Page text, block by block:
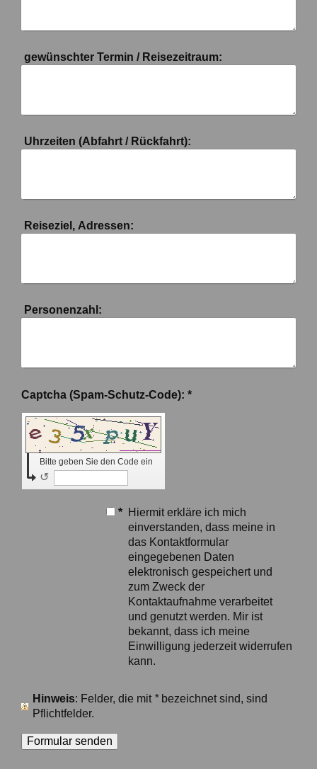
gewünschter Termin / Reisezeitraum:
Uhrzeiten (Abfahrt / Rückfahrt):
Reiseziel, Adressen:
Personenzahl:
Captcha (Spam-Schutz-Code): *
Bitte geben Sie den Code ein
↺
* Hiermit erkläre ich mich
einverstanden, dass meine in
das Kontaktformular
eingegebenen Daten
elektronisch gespeichert und
zum Zweck der
Kontaktaufnahme verarbeitet
und genutzt werden. Mir ist
bekannt, dass ich meine
Einwilligung jederzeit widerrufen
kann.
Hinweis : Felder, die mit *bezeichnet sind, sind
Pflichtfelder.